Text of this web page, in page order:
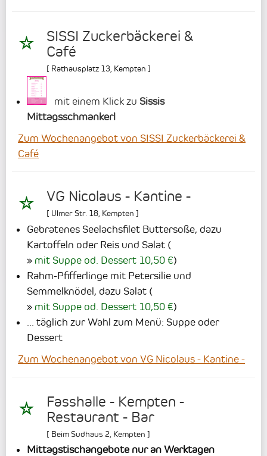
SISSI Zuckerbäckerei &
Café
[ Rathausplatz 13 Kempten ]
mit einem Klick zu Sissis
Mittagsschmankerl
Zum Wochenangebot von SISSI Zuckerbäckerei &
Café
VG Nicolaus - Kantine -
[ Ulmer Str. 18 Kempten ]
Gebratenes Seelachsfilet Buttersoße, dazu
Kartoffeln oder Reis und Salat (
mit Suppe od. Dessert 10,50 €)
Rahm-Pfifferlinge mit Petersilie und
Semmelknödel, dazu Salat (
mit Suppe od. Dessert 10,50 €)
... täglich zur Wahl zum Menü: Suppe oder
Dessert
Zum Wochenangebot von VG Nicolaus - Kantine -
Fasshalle - Kempten -
Restaurant - Bar
[ Beim Sudhaus 2 Kempten ]
Mittagstischangebote nur an Werktagen